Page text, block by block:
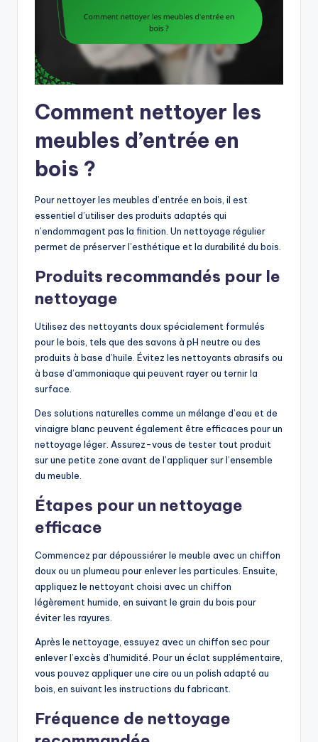
Comment nettoyer les
meubles d’entrée en
bois ?
Pour nettoyer les meubles d’entrée en bois, il est
essentiel d’utiliser des produits adaptés qui
n’endommagent pas la finition. Un nettoyage régulier
permet de préserver l’esthétique et la durabilité du bois.
Produits recommandés pour le
nettoyage
Utilisez des nettoyants doux spécialement formulés
pour le bois, tels que des savons à pH neutre ou des
produits à base d’huile. Évitez les nettoyants abrasifs ou
à base d’ammoniaque qui peuvent rayer ou ternir la
surface.
Des solutions naturelles comme un mélange d’eau et de
vinaigre blanc peuvent également être efficaces pour un
nettoyage léger. Assurez-vous de tester tout produit
sur une petite zone avant de l’appliquer sur l’ensemble
du meuble.
Étapes pour un nettoyage
efficace
Commencez par dépoussiérer le meuble avec un chiffon
doux ou un plumeau pour enlever les particules. Ensuite,
appliquez le nettoyant choisi avec un chiffon
légèrement humide, en suivant le grain du bois pour
éviter les rayures.
Après le nettoyage, essuyez avec un chiffon sec pour
enlever l’excès d’humidité. Pour un éclat supplémentaire,
vous pouvez appliquer une cire ou un polish adapté au
bois, en suivant les instructions du fabricant.
Fréquence de nettoyage